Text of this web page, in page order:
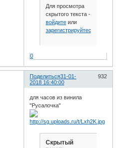
Для просмотра
скрытого текста -
войдитеили
зарегистрируйтесь
0
Поделиться 932
31-01-
2018 16:40:00
для часов из винила
"Русалочка"
Скрытый